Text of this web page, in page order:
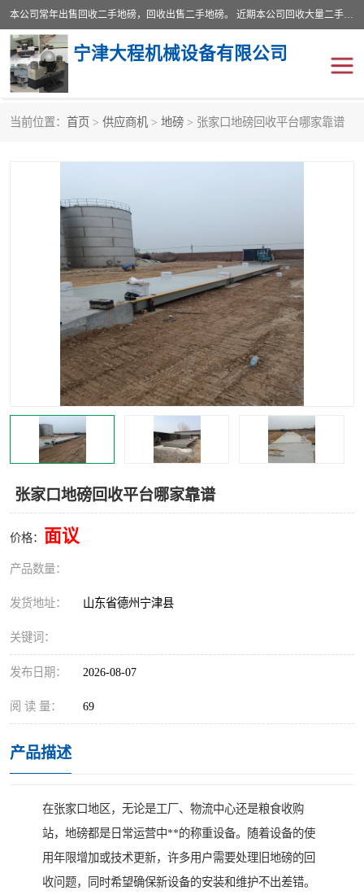
本公司常年出售回收二手地磅，回收出售二手地磅。 近期本公司回收大量二手地磅，型号齐全，宽度从2米到3.5米，长度5米到25米，承重吨位从10到200吨，成色7—9成新。 ? 使用年限6个月至2年，产品来源于个人闲置品，工矿企业停用品，因小换大而来。 精准度和新的一样， 二手地磅是内行人的选择，打个电话就省钱朋友您好等什么
宁津大程机械设备有限公司
当前位置： 首页 > 供应商机 > 地磅 > 张家口地磅回收平台哪家靠谱
张家口地磅回收平台哪家靠谱
价格： 面议
产品数量：
发货地址： 山东省德州宁津县
关键词：
发布日期： 2026-08-07
阅 读 量： 69
产品描述
在张家口地区，无论是工厂、物流中心还是粮食收购
站，地磅都是日常运营中**的称重设备。随着设备的使
用年限增加或技术更新，许多用户需要处理旧地磅的回
收问题，同时希望确保新设备的安装和维护不出差错。
装载机电子秤 输送机
半自动输送机 全自动输送机
冷却塔 食品螺旋塔
撕碎机 木材撕碎机
塑料撕碎机 金属撕碎机